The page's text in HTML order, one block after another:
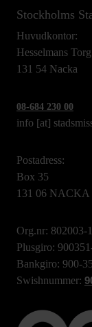
Stockholms
Huvudkontor:
Hesselmans
131 54 Nacka
08-684 230 00
info [at]
Postadress:
Box 35
131 06 NACKA
Org.nr: 802003-
Plusgiro:
Bankgiro: 900-
Swishnummer: